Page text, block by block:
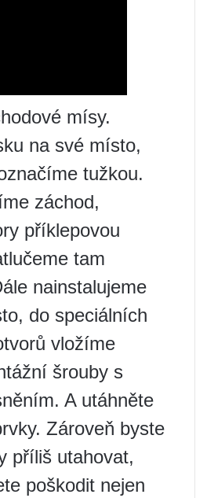
mísy.
na své místo,
tužkou.
záchod,
příklepovou
tam
nainstalujeme
do speciálních
vložíme
šrouby s
A utáhněte
Zároveň byste
příliš utahovat,
poškodit nejen